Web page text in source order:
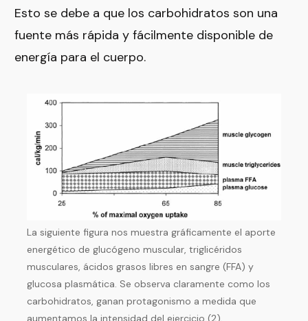
Esto se debe a que los carbohidratos son una
fuente más rápida y fácilmente disponible de
energía para el cuerpo.
La siguiente figura nos muestra gráficamente el aporte
energético de glucógeno muscular, triglicéridos
musculares, ácidos grasos libres en sangre (FFA) y
glucosa plasmática. Se observa claramente como los
carbohidratos, ganan protagonismo a medida que
aumentamos la intensidad del ejercicio (2).